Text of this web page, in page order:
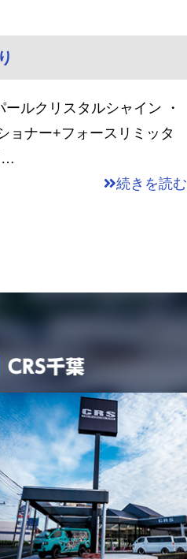
ルクリスタルシャイン ・
ョナー+フォースリミッタ
…
続きを読む